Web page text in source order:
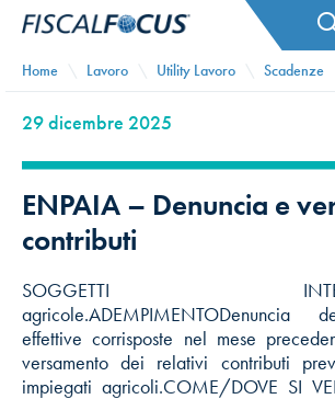
Home Lavoro Utility Lavoro Scadenze
29 dicembre 2025
ENPAIA – Denuncia e
contributi
SOGGETTI
agricole.ADEMPIMENTODenuncia
effettive corrisposte nel mese
versamento dei relativi contributi
impiegati agricoli.COME/DOVE SI